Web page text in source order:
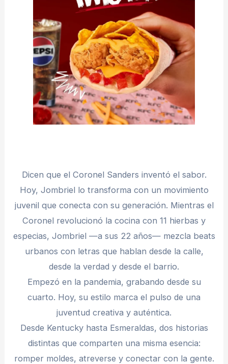
Dicen que el Coronel Sanders inventó el sabor.
Hoy, Jombriel lo transforma con un movimiento
juvenil que conecta con su generación. Mientras el
Coronel revolucionó la cocina con 11 hierbas y
especias, Jombriel —a sus 22 años— mezcla beats
urbanos con letras que hablan desde la calle,
desde la verdad y desde el barrio.
Empezó en la pandemia, grabando desde su
cuarto. Hoy, su estilo marca el pulso de una
juventud creativa y auténtica.
Desde Kentucky hasta Esmeraldas, dos historias
distintas que comparten una misma esencia:
romper moldes, atreverse y conectar con la gente.